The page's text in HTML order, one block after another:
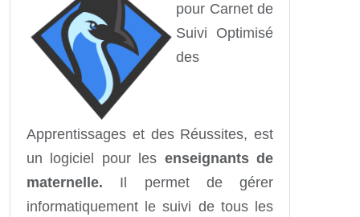
pour Carnet de
Suivi Optimisé
des
Apprentissages et des Réussites, est
un logiciel pour les enseignants de
maternelle. Il permet de gérer
informatiquement le suivi de tous les